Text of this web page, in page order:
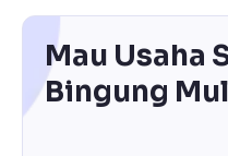
Mau Usaha
Bingung